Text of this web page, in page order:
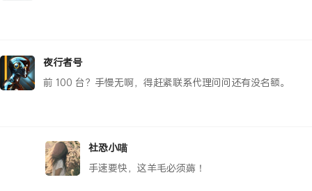
夜行者号
前 100 台？手慢无啊，得赶紧联系代理问问还有没名额。
社恐小喵
手速要快，这羊毛必须薅！